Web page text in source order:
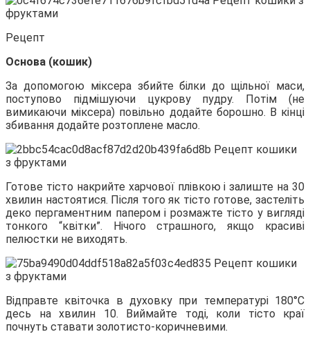
Рецепт
Основа (кошик)
За допомогою міксера збийте білки до щільної маси,
поступово підмішуючи цукрову пудру. Потім (не
вимикаючи міксера) повільно додайте борошно. В кінці
збивання додайте розтоплене масло.
Готове тісто накрийте харчової плівкою і залиште на 30
хвилин настоятися. Після того як тісто готове, застеліть
деко пергаментним папером і розмажте тісто у вигляді
тонкого “квітки”. Нічого страшного, якщо красиві
пелюстки не виходять.
Відправте квіточка в духовку при температурі 180°С
десь на хвилин 10. Виймайте тоді, коли тісто краї
почнуть ставати золотисто-коричневими.